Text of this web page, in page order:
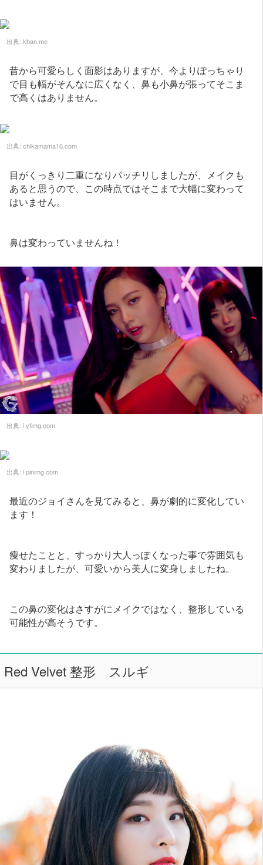
出典: kban.me
昔から可愛らしく面影はありますが、今よりぽっちゃり
で目も幅がそんなに広くなく、鼻も小鼻が張ってそこま
で高くはありません。
出典: chikamama16.com
目がくっきり二重になりパッチリしましたが、メイクも
あると思うので、この時点ではそこまで大幅に変わって
はいません。
鼻は変わっていませんね！
出典: i.ytimg.com
出典: i.pinimg.com
最近のジョイさんを見てみると、鼻が劇的に変化してい
ます！
痩せたことと、すっかり大人っぽくなった事で雰囲気も
変わりましたが、可愛いから美人に変身しましたね。
この鼻の変化はさすがにメイクではなく、整形している
可能性が高そうです。
Red Velvet 整形 スルギ